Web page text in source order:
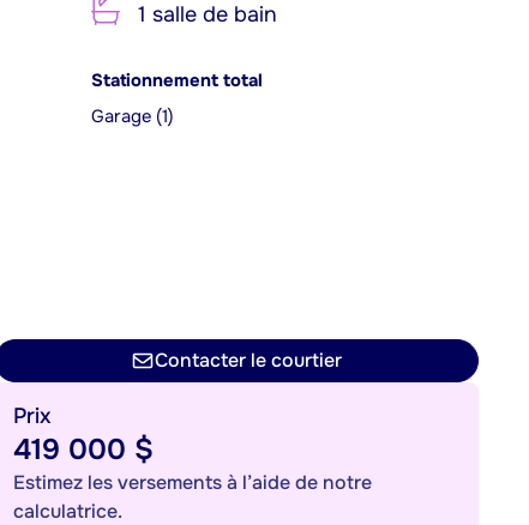
1 salle de bain
Stationnement total
Garage (1)
Contacter le courtier
Prix
419 000 $
Estimez les versements à l’aide de notre
calculatrice.